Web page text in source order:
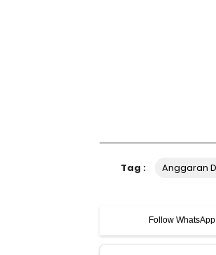
Tag : Anggaran
Follow